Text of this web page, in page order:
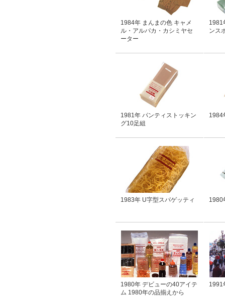
1984年 まんまの色 キャメ
ル・アルパカ・カシミヤセ
ーター
1981
ンス
1981年 パンティストッキン
グ10足組
1984
1983年 U字型スパゲッティ 1980
1980年 デビューの40アイテ
ム 1980年の品揃えから
1991